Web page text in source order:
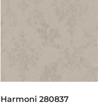
Harmoni 280837